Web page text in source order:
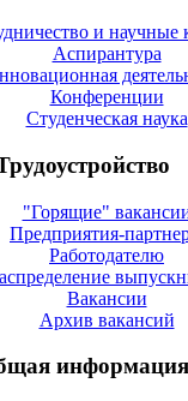
и научные
Аспирантура
Конференции
Студенческая наука
"Горящие"
Предприятия-
Работодателю
Вакансии
Архив вакансий
информация